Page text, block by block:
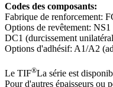
Codes des composants:
Fabrique de renforcement:
Options de revêtement:
DC1 (durcissement
Options d'adhésif: A1/A2
Le TIF®La série est
Pour d'autres épaisseurs ou